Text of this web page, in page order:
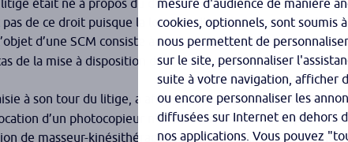
était né à propos du droit de rétractation dont la SCM
de ce droit puisque la location d’un photocopieur entrait
d’une SCM consiste à fournir à ses membres des
de la mise à disposition de ces derniers d’un photocopieur.
à son tour du litige, a affirmé, au contraire, que
d’un photocopieur n’entrait pas dans le champ de
de masseur-kinésithérapeute.La SCM bénéficiait donc
mesure d'audience de manière
cookies, optionnels, sont soumis
nous permettent de
sur le site, personnaliser
suite à votre navigation, afficher
ou encore personnaliser les
diffusées sur Internet en dehors
nos applications. Vous pouvez